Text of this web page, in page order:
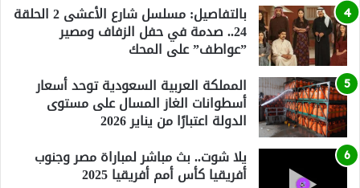
بالتفاصيل: مسلسل شارع الأعشى 2 الحلقة
24.. صدمة في حفل الزفاف ومصير
”عواطف” على المحك
المملكة العربية السعودية توحد أسعار
أسطوانات الغاز المسال على مستوى
الدولة اعتبارًا من يناير 2026
يلا شوت.. بث مباشر لمباراة مصر وجنوب
أفريقيا كأس أمم أفريقيا 2025